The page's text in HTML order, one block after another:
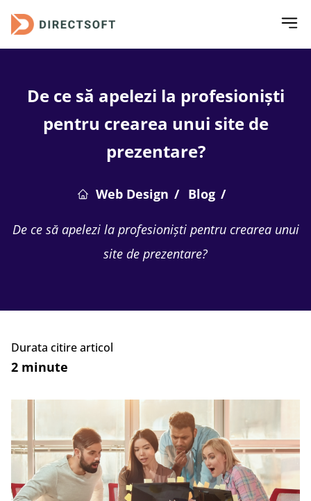
De ce să apelezi la profesioniști
pentru crearea unui site de
prezentare?
Web Design Blog
De ce să apelezi la profesioniști pentru crearea unui
site de prezentare?
Durata citire articol
2 minute